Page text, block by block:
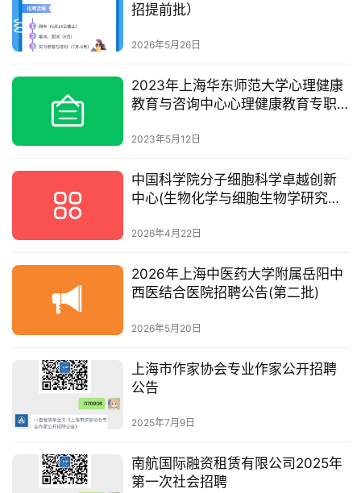
招提前批）
2026年5月26日
2023年上海华东师范大学心理健康
教育与咨询中心心理健康教育专职
2023年5月12日
中国科学院分子细胞科学卓越创新
中心(生物化学与细胞生物学研究所)
素室)招聘工作人员
2026年4月22日
2026年上海中医药大学附属岳阳中
西医结合医院招聘公告(第二批)
2026年5月20日
上海市作家协会专业作家公开招聘
公告
2025年7月9日
南航国际融资租赁有限公司2025年
第一次社会招聘